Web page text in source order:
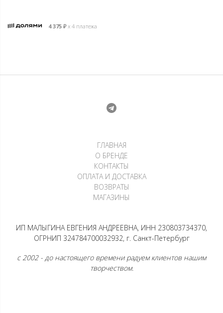
4 375 ₽х 4 платежа
ГЛАВНАЯ
О БРЕНДЕ
КОНТАКТЫ
ОПЛАТА И ДОСТАВКА
ВОЗВРАТЫ
МАГАЗИНЫ
ИП МАЛЫГИНА ЕВГЕНИЯ АНДРЕЕВНА, ИНН 230803734370,
ОГРНИП 324784700032932, г. Санкт-Петербург
с 2002 - до настоящего времени радуем клиентов нашим
творчеством.